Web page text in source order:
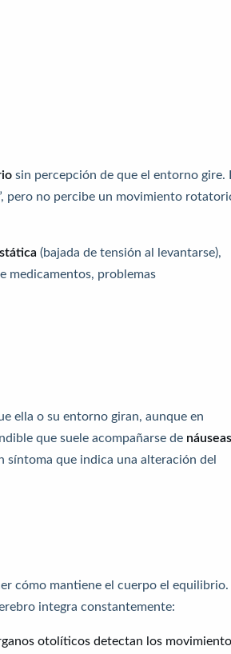
sin percepción de que el entorno gire.
pero no percibe un movimiento
(bajada de tensión al levantarse),
medicamentos, problemas
ella o su entorno giran, aunque en
que suele acompañarse de
síntoma que indica una alteración del
cómo mantiene el cuerpo el equilibrio.
integra constantemente:
otolíticos detectan los